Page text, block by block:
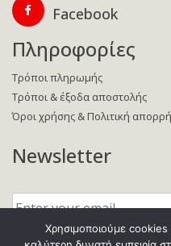
Facebook
Πληροφορίες
Τρόποι πληρωμής
Τρόποι & έξοδα αποστολής
Όροι χρήσης & Πολιτική
Newsletter
your
email:Χρησιμοποιούμε